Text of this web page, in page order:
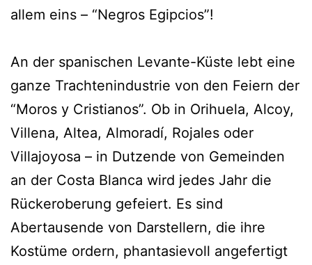
allem eins – “Negros Egipcios”!
An der spanischen Levante-Küste lebt eine
ganze Trachtenindustrie von den Feiern der
“Moros y Cristianos”. Ob in Orihuela, Alcoy,
Villena, Altea, Almoradí, Rojales oder
Villajoyosa – in Dutzende von Gemeinden
an der Costa Blanca wird jedes Jahr die
Rückeroberung gefeiert. Es sind
Abertausende von Darstellern, die ihre
Kostüme ordern, phantasievoll angefertigt